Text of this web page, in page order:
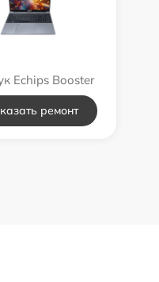
Echips Booster
ремонт